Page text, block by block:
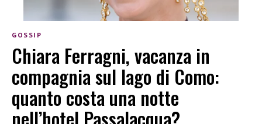
GOSSIP
Chiara Ferragni, vacanza in
compagnia sul lago di Como:
quanto costa una notte
nell’hotel Passalacqua?